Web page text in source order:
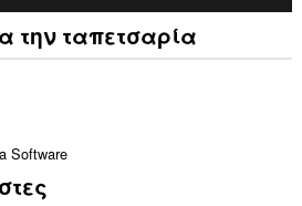
την ταπετσαρία
Software